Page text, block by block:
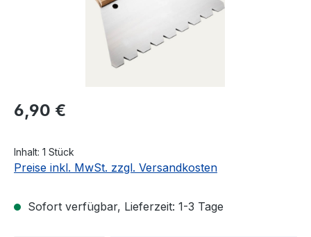
Regulärer Preis:
6,90 €
Inhalt: 1 Stück
Preise inkl. MwSt. zzgl. Versandkosten
Sofort verfügbar, Lieferzeit: 1-3 Tage